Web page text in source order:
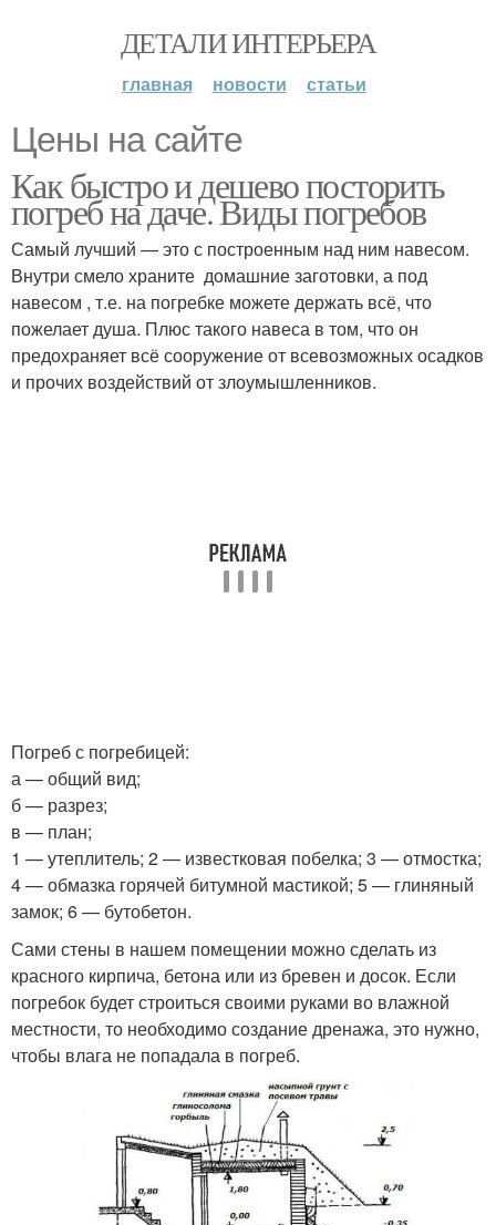
ДЕТАЛИ ИНТЕРЬЕРА
главная новости статьи
Цены на сайте
Как быстро и дешево посторить
погреб на даче. Виды погребов
Самый лучший — это с построенным над ним навесом.
Внутри смело храните домашние заготовки, а под
навесом , т.е. на погребке можете держать всё, что
пожелает душа. Плюс такого навеса в том, что он
предохраняет всё сооружение от всевозможных осадков
и прочих воздействий от злоумышленников.
Погреб с погребицей:
а — общий вид;
б — разрез;
в — план;
1 — утеплитель; 2 — известковая побелка; 3 — отмостка;
4 — обмазка горячей битумной мастикой; 5 — глиняный
замок; 6 — бутобетон.
Сами стены в нашем помещении можно сделать из
красного кирпича, бетона или из бревен и досок. Если
погребок будет строиться своими руками во влажной
местности, то необходимо создание дренажа, это нужно,
чтобы влага не попадала в погреб.